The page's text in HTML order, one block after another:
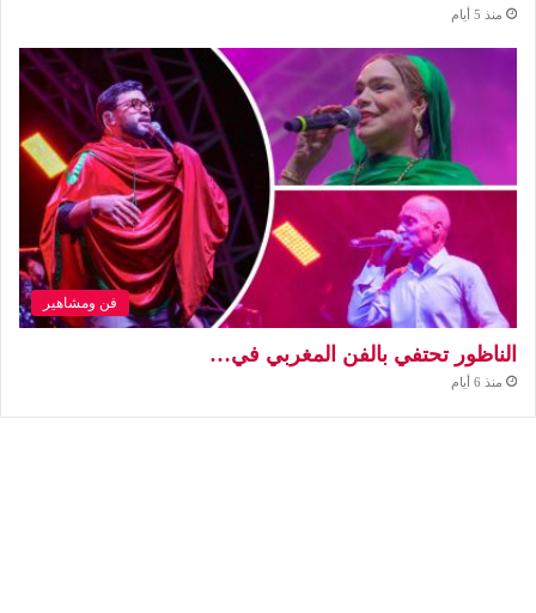
منذ 5 أيام
فن ومشاهير
الناظور تحتفي بالفن المغربي في…
منذ 6 أيام